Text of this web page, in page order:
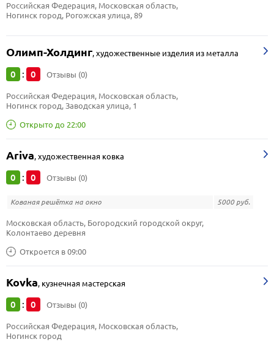
Российская Федерация, Московская область,
Ногинск город, Рогожская улица, 89
Олимп-Холдинг,художественные изделия из металла
0 : 0 Отзывы (0)
Открыто до 22:00
Российская Федерация, Московская область,
Ногинск город, Заводская улица, 1
Ariva,художественная ковка
0 : 0 Отзывы (0)
Кованая решётка на окно 5000 руб.
Откроется в 09:00
Московская область, Богородский городской округ,
Колонтаево деревня
Kovka, кузнечная мастерская
0 : 0 Отзывы (0)
Российская Федерация, Московская область,
Ногинск город